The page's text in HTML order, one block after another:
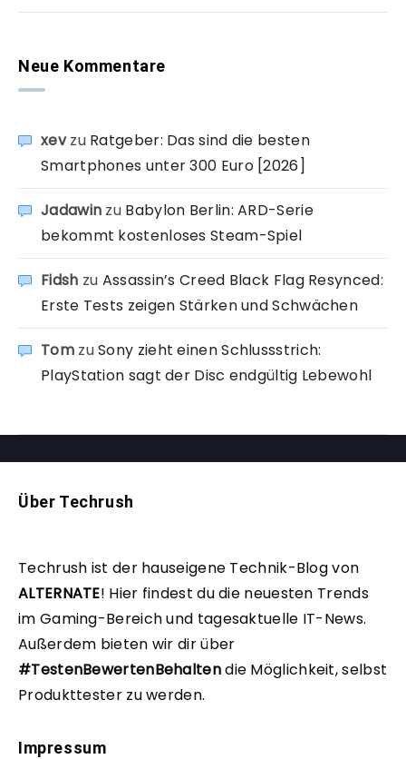
Neue Kommentare
xevzu Ratgeber: Das sind die besten
Smartphones unter 300 Euro [2026]
Jadawin zu Babylon Berlin: ARD-Serie
bekommt kostenloses Steam-Spiel
Fidsh zu Assassin’s Creed Black Flag Resynced:
Erste Tests zeigen Stärken und Schwächen
TomzuSony zieht einen Schlussstrich:
PlayStation sagt der Disc endgültig Lebewohl
Über Techrush
Techrush ist der hauseigene Technik-Blog von
ALTERNATE! Hier findest du die neuesten Trends
im Gaming-Bereich und tagesaktuelle IT-News.
Außerdem bieten wir dir über
#TestenBewertenBehaltendie Möglichkeit, selbst
Produkttester zu werden.
Impressum